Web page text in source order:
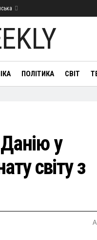
ПОЛІТИКА СВІТ
у
світу з
A